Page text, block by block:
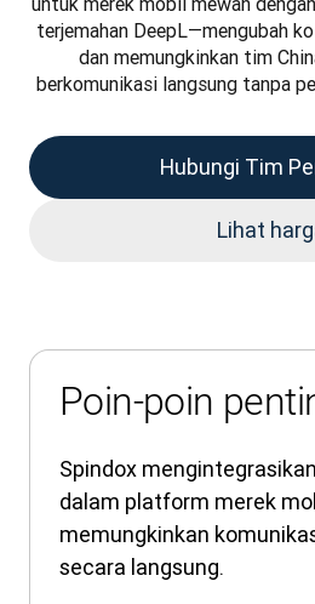
terjemahan DeepL—mengubah
dan memungkinkan tim
berkomunikasi langsung tanpa
Hubungi Tim
Lihat
Poin-poin
Spindox
dalam platform merek
memungkinkan
secara langsung.